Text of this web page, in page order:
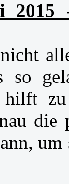
die